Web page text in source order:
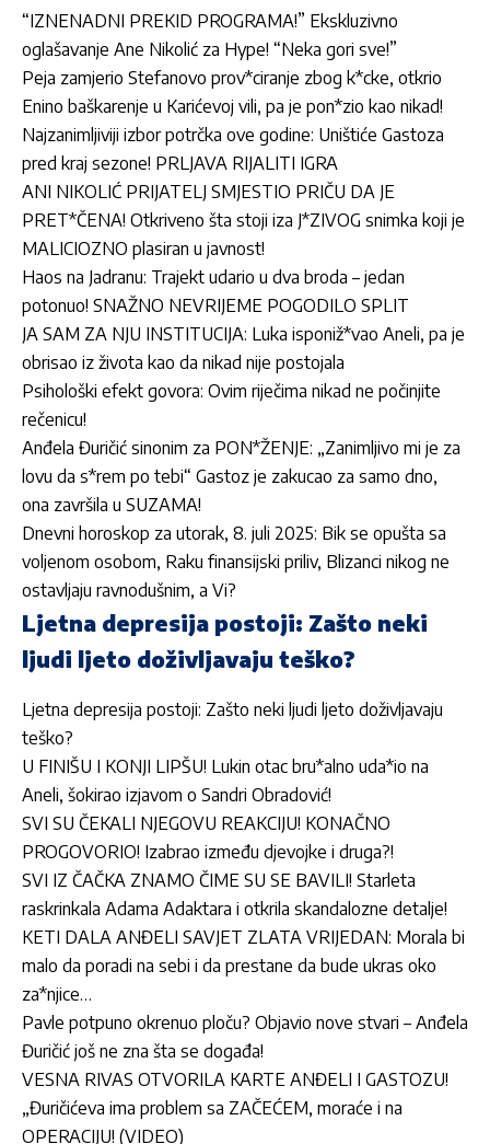
“IZNENADNI PREKID PROGRAMA!” Ekskluzivno
oglašavanje Ane Nikolić za Hype! “Neka gori sve!”
Peja zamjerio Stefanovo prov*ciranje zbog k*cke, otkrio
Enino baškarenje u Karićevoj vili, pa je pon*zio kao nikad!
Najzanimljiviji izbor potrčka ove godine: Uništiće Gastoza
pred kraj sezone! PRLJAVA RIJALITI IGRA
ANI NIKOLIĆ PRIJATELJ SMJESTIO PRIČU DA JE
PRET*ČENA! Otkriveno šta stoji iza J*ZIVOG snimka koji je
MALICIOZNO plasiran u javnost!
Haos na Jadranu: Trajekt udario u dva broda – jedan
potonuo! SNAŽNO NEVRIJEME POGODILO SPLIT
JA SAM ZA NJU INSTITUCIJA: Luka isponiž*vao Aneli, pa je
obrisao iz života kao da nikad nije postojala
Psihološki efekt govora: Ovim riječima nikad ne počinjite
rečenicu!
Anđela Đuričić sinonim za PON*ŽENJE: „Zanimljivo mi je za
lovu da s*rem po tebi“ Gastoz je zakucao za samo dno,
ona završila u SUZAMA!
Dnevni horoskop za utorak, 8. juli 2025: Bik se opušta sa
voljenom osobom, Raku finansijski priliv, Blizanci nikog ne
ostavljaju ravnodušnim, a Vi?
Ljetna depresija postoji: Zašto neki
ljudi ljeto doživljavaju teško?
Ljetna depresija postoji: Zašto neki ljudi ljeto doživljavaju
teško?
U FINIŠU I KONJI LIPŠU! Lukin otac bru*alno uda*io na
Aneli, šokirao izjavom o Sandri Obradović!
SVI SU ČEKALI NJEGOVU REAKCIJU! KONAČNO
PROGOVORIO! Izabrao između djevojke i druga?!
SVI IZ ČAČKA ZNAMO ČIME SU SE BAVILI! Starleta
raskrinkala Adama Adaktara i otkrila skandalozne detalje!
KETI DALA ANĐELI SAVJET ZLATA VRIJEDAN: Morala bi
malo da poradi na sebi i da prestane da bude ukras oko
za*njice…
Pavle potpuno okrenuo ploču? Objavio nove stvari – Anđela
Đuričić još ne zna šta se događa!
VESNA RIVAS OTVORILA KARTE ANĐELI I GASTOZU!
„Đuričićeva ima problem sa ZAČEĆEM, moraće i na
OPERACIJU! (VIDEO)